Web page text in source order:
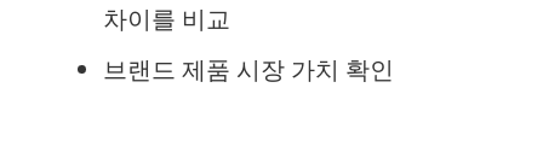
차이를 비교
브랜드 제품 시장 가치 확인